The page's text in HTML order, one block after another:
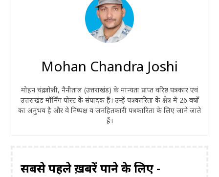
Mohan Chandra Joshi
मोहन चंद्र जोशी, नैनीताल (उत्तराखंड) के मान्यता प्राप्त वरिष्ठ पत्रकार एवं
उत्तराखंड मॉर्निंग पोस्ट के संपादक हैं। उन्हें पत्रकारिता के क्षेत्र में 26 वर्षों
का अनुभव है और वे निष्पक्ष व जनहितकारी पत्रकारिता के लिए जाने जाते
हैं।
सबसे पहले ख़बरें पाने के लिए -